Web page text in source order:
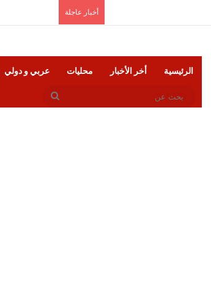
أخبار عاجلة
الرئيسية أخر الأخبار محليات عربي و دولي